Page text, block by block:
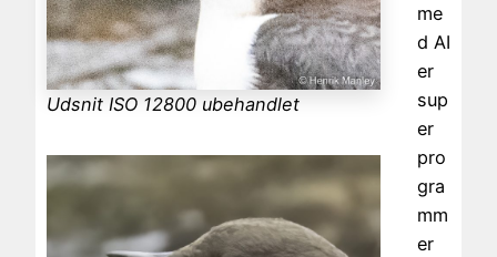
Udsnit ISO 12800 ubehandlet
me
d AI
er
sup
er
pro
gra
mm
er